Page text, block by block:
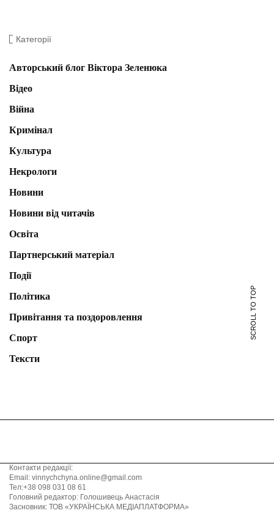
Категорії
Авторський блог Віктора Зеленюка
Відео
Війна
Кримінал
Культура
Некрологи
Новини
Новини від читачів
Освіта
Партнерський матеріал
Події
Політика
Привітання та поздоровлення
Спорт
Тексти
SCROLL TO TOP
Контакти редакції:
Email: vinnychchyna.online@gmail.com
Тел:+38 098 031 08 61
Головний редактор: Голошивець Анастасія
Засновник: ТОВ «УКРАЇНСЬКА МЕДІАПЛАТФОРМА»